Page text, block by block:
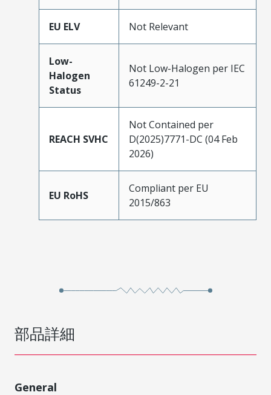
EU ELV Not Relevant
Low-
Halogen
Status
Not Low-Halogen per IEC
61249-2-21
REACH SVHC
Not Contained per
D(2025)7771-DC (04 Feb
2026)
EU RoHS
Compliant per EU
2015/863
部品詳細
General